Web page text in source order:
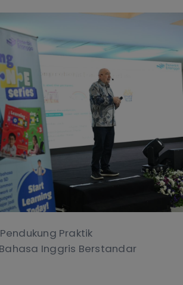
Praktik
Inggris Berstandar